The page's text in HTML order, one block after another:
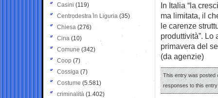
In Italia “la
ma limitata, il
le carenze
produttività”. Lo
primavera del
(da agenzie)
This entry was posted
responses to this
Casini (119)
Centrodestra in Liguria (35)
Chiesa (276)
Cina (10)
Comune (342)
Coop (7)
Cossiga (7)
Costume (5.581)
criminalità (1.402)